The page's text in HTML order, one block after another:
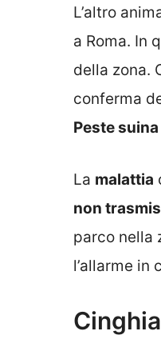
L’altro
a Roma. In
della zona.
conferma
Peste
La malattia
non
parco nella
l’allarme in